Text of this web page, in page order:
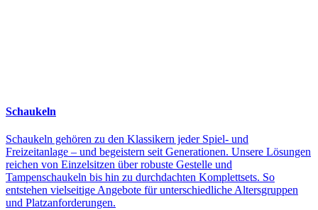
Schaukeln
Schaukeln gehören zu den Klassikern jeder Spiel- und
Freizeitanlage – und begeistern seit Generationen. Unsere Lösungen
reichen von Einzelsitzen über robuste Gestelle und
Tampenschaukeln bis hin zu durchdachten Komplettsets. So
entstehen vielseitige Angebote für unterschiedliche Altersgruppen
und Platzanforderungen.